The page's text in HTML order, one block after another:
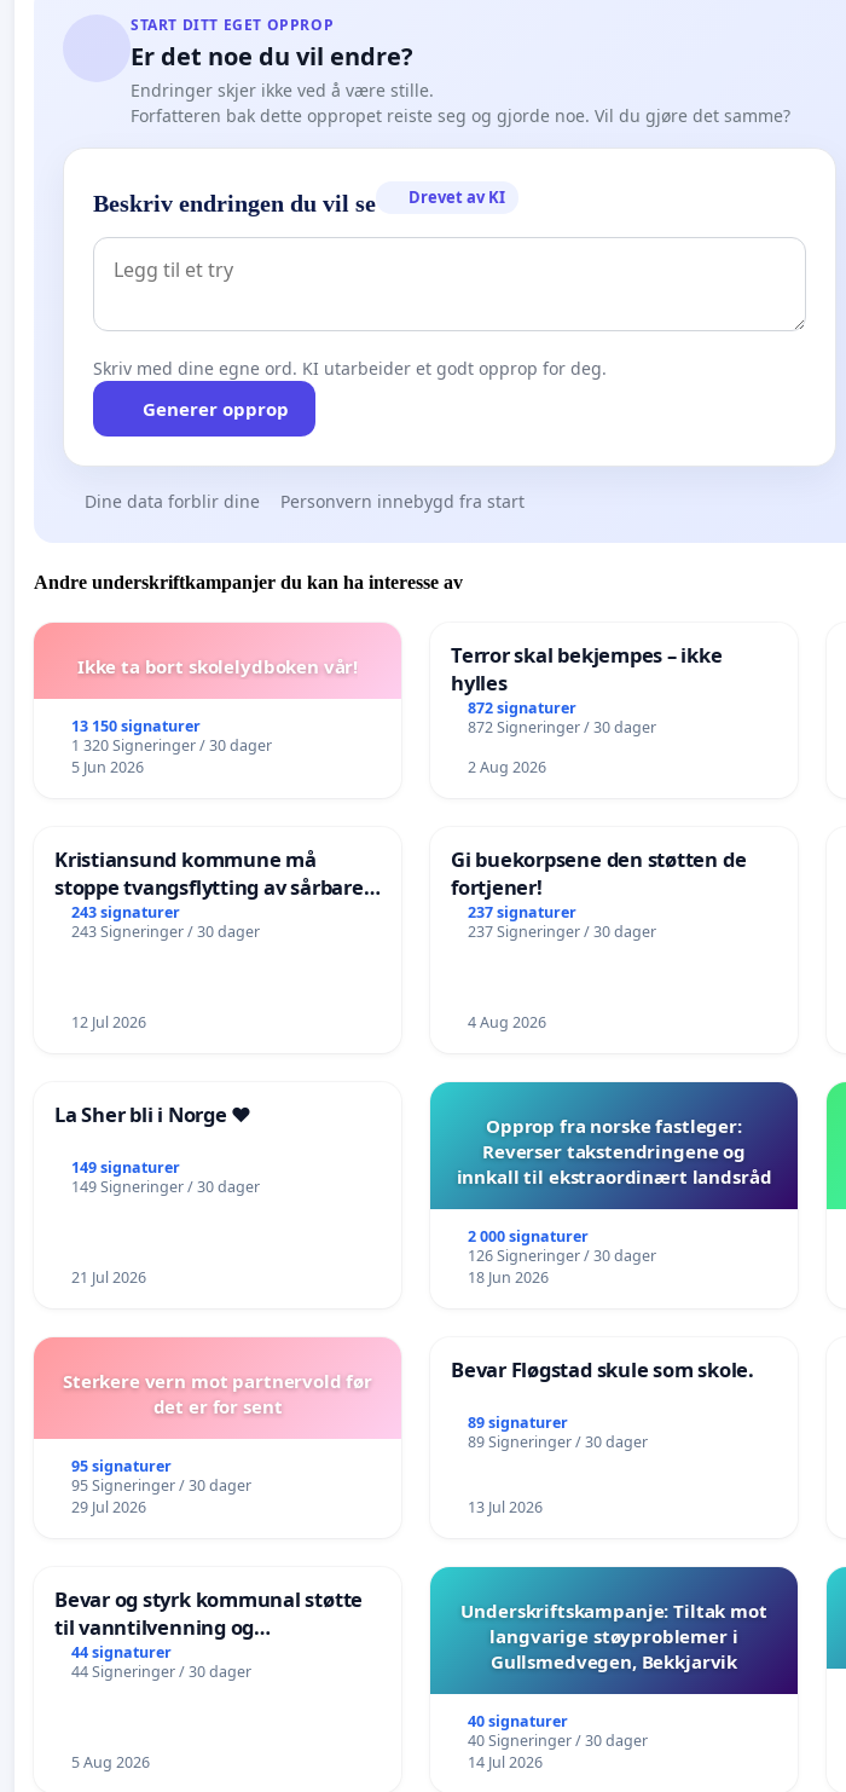
START DITT EGET OPPROP
Er det noe du vil endre?
Endringer skjer ikke ved å være stille.
Forfatteren bak dette oppropet reiste seg og gjorde noe. Vil du gjøre det samme?
Beskriv endringen du vil se Drevet av KI
Skriv med dine egne ord. KI utarbeider et godt opprop for deg.
Generer opprop
Dine data forblir dine Personvern innebygd fra start
Andre underskriftkampanjer du kan ha interesse av
Ikke ta bort skolelydboken vår!
13 150 signaturer
1 320 Signeringer / 30 dager
5 Jun 2026
Terror skal bekjempes – ikke
hylles
872 signaturer
872 Signeringer / 30 dager
2 Aug 2026
Kristiansund kommune må
stoppe tvangsflytting av sårbare
eldre
243 signaturer
243 Signeringer / 30 dager
12 Jul 2026
Gi buekorpsene den støtten de
fortjener!
237 signaturer
237 Signeringer / 30 dager
4 Aug 2026
La Sher bli i Norge ❤️
149 signaturer
149 Signeringer / 30 dager
21 Jul 2026
Opprop fra norske fastleger:
Reverser takstendringene og
innkall til ekstraordinært landsråd
2 000 signaturer
126 Signeringer / 30 dager
18 Jun 2026
Sterkere vern mot partnervold før
det er for sent
95 signaturer
95 Signeringer / 30 dager
29 Jul 2026
Bevar Fløgstad skule som skole.
89 signaturer
89 Signeringer / 30 dager
13 Jul 2026
Bevar og styrk kommunal støtte
til vanntilvenning og
svømmeopplæring i barnehagene
i Haugesund
44 signaturer
44 Signeringer / 30 dager
5 Aug 2026
Underskriftskampanje: Tiltak mot
langvarige støyproblemer i
Gullsmedvegen, Bekkjarvik
40 signaturer
40 Signeringer / 30 dager
14 Jul 2026